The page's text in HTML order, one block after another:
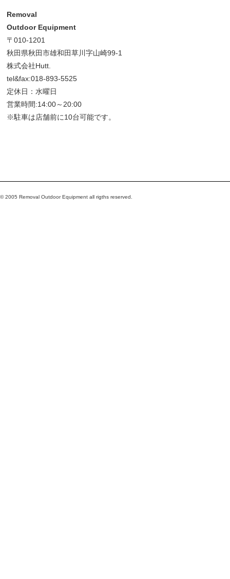
Removal
Outdoor Equipment
〒010-1201
秋田県秋田市雄和田草川字山崎99-1
株式会社Hutt.
tel&fax:018-893-5525
定休日：水曜日
営業時間:14:00～20:00
※駐車は店舗前に10台可能です。
© 2005 Removal Outdoor Equipment all rigths reserved.